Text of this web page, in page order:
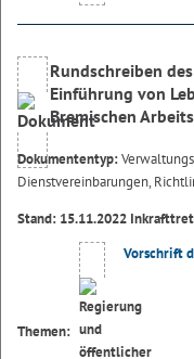
Rundschreiben
Einführung von
Bremischen
Dokumententyp:
Dienstvereinbarungen,
Stand: 15.11.2022
Themen:
Vorschrift